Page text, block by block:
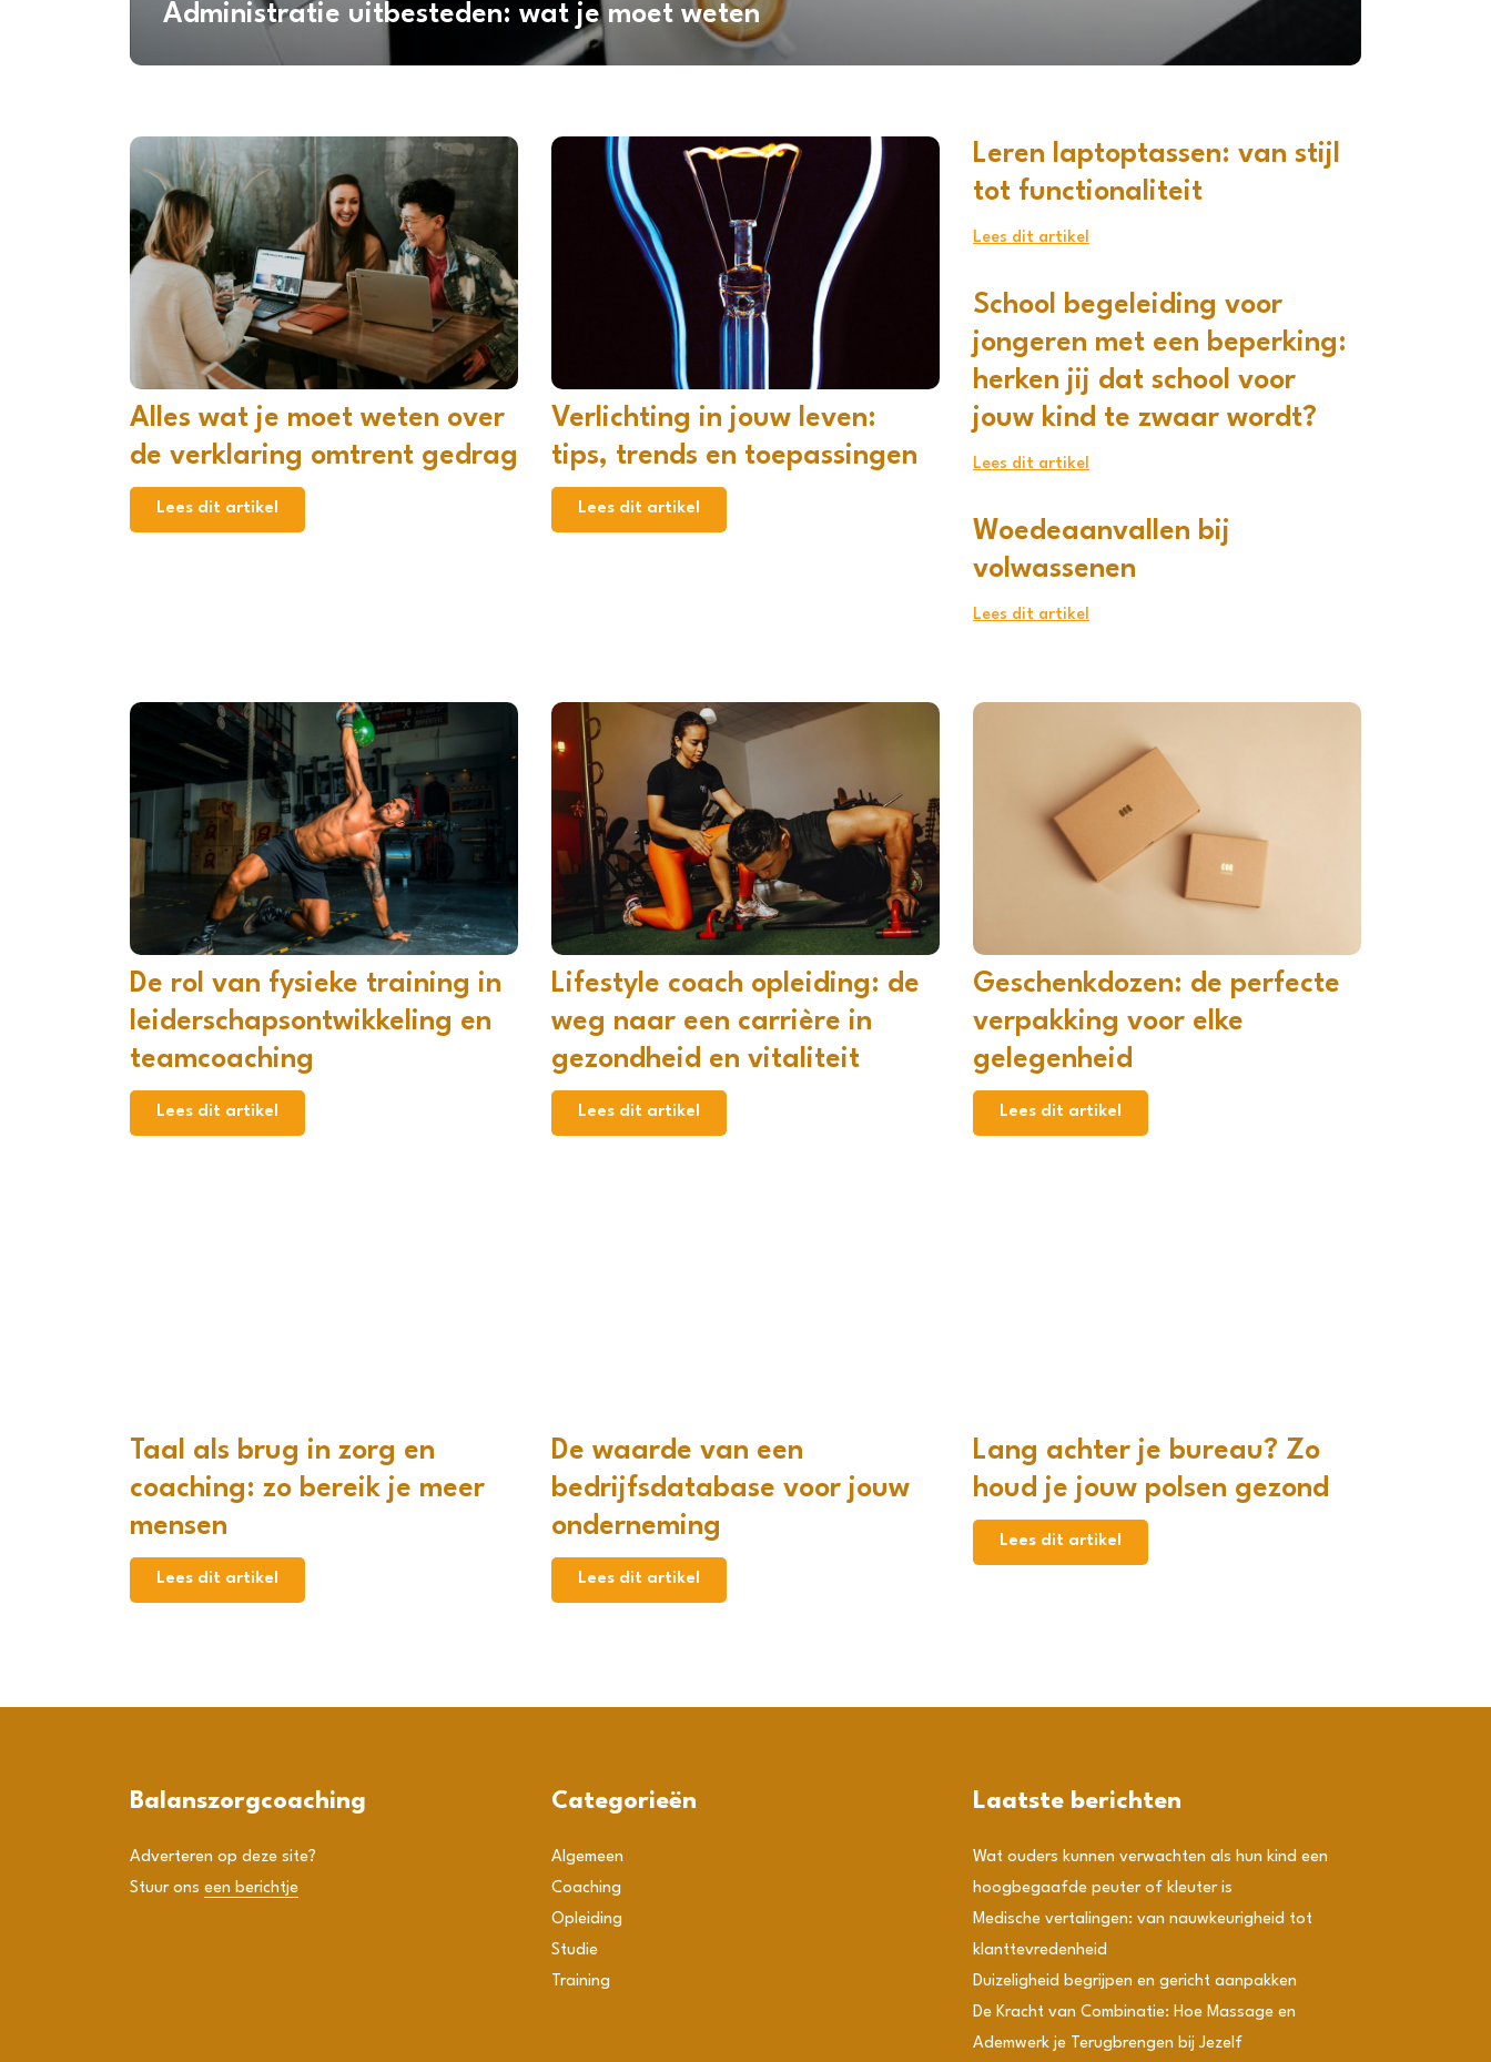
Administratie uitbesteden: wat je moet weten
Alles wat je moet weten over
de verklaring omtrent gedrag
Lees dit artikel
Verlichting in jouw leven:
tips, trends en toepassingen
Lees dit artikel
Leren laptoptassen: van stijl
tot functionaliteit
Lees dit artikel
School begeleiding voor
jongeren met een beperking:
herken jij dat school voor
jouw kind te zwaar wordt?
Lees dit artikel
Woedeaanvallen bij
volwassenen
Lees dit artikel
De rol van fysieke training in
leiderschapsontwikkeling en
teamcoaching
Lees dit artikel
Lifestyle coach opleiding: de
weg naar een carrière in
gezondheid en vitaliteit
Lees dit artikel
Geschenkdozen: de perfecte
verpakking voor elke
gelegenheid
Lees dit artikel
Taal als brug in zorg en
coaching: zo bereik je meer
mensen
Lees dit artikel
De waarde van een
bedrijfsdatabase voor jouw
onderneming
Lees dit artikel
Lang achter je bureau? Zo
houd je jouw polsen gezond
Lees dit artikel
Balanszorgcoaching
Adverteren op deze site?
Stuur ons een berichtje
Categorieën
Algemeen
Coaching
Opleiding
Studie
Training
Laatste berichten
Wat ouders kunnen verwachten als hun kind een
hoogbegaafde peuter of kleuter is
Medische vertalingen: van nauwkeurigheid tot
klanttevredenheid
Duizeligheid begrijpen en gericht aanpakken
De Kracht van Combinatie: Hoe Massage en
Ademwerk je Terugbrengen bij Jezelf